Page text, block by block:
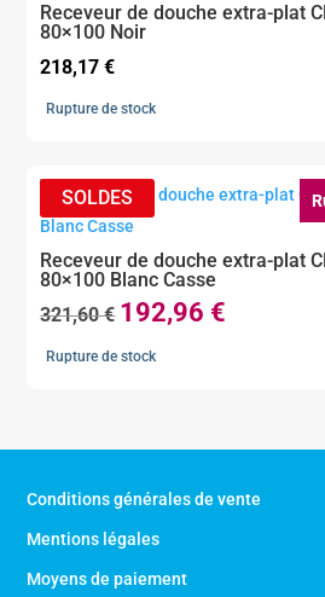
Receveur de douche extra-plat
80×100 Noir
218,17€
Rupture de stock
Receveur de douche extra-plat
80×100 Blanc Casse
321,60€ Le
prix
192,96 €
Rupture de stock
Conditions générales de vente
Mentions légales
Moyens de paiement